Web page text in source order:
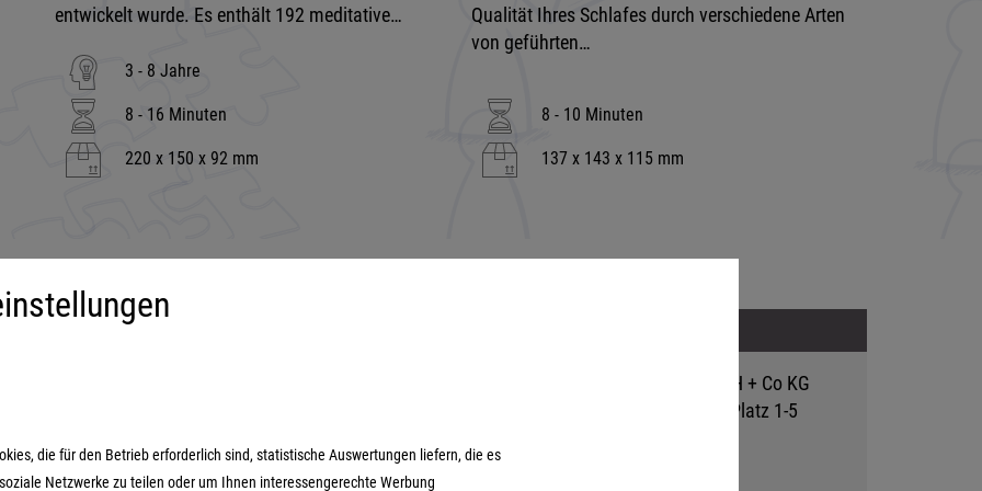
entwickelt wurde. Es enthält 192 meditative…
3 - 8 Jahre
8 - 16 Minuten
220 x 150 x 92 mm
Qualität Ihres Schlafes durch verschiedene Arten
von geführten…
8 - 10 Minuten
137 x 143 x 115 mm
Spiele
Datenschutzerklärung
Hutter Trade GmbH + Co KG
Bgm.-Landmann-Platz 1-5
die für den Betrieb erforderlich sind, statistische Auswertungen liefern, die es
Netzwerke zu teilen oder um Ihnen interessengerechte Werbung